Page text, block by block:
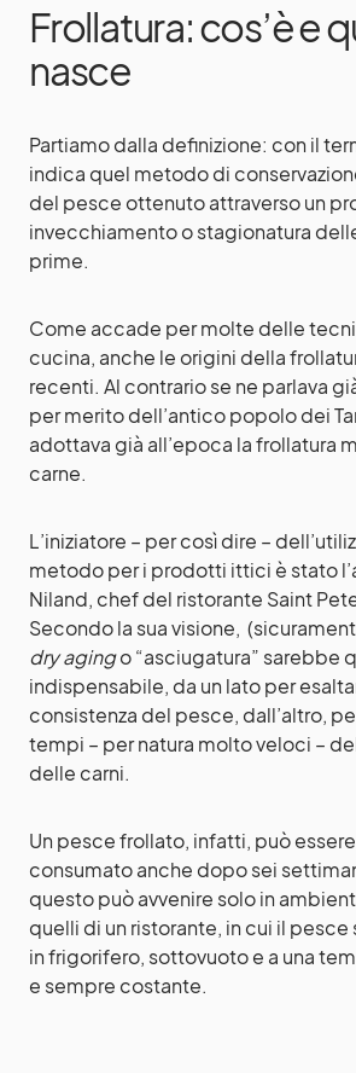
Frollatura: cos’è e
nasce
Partiamo dalla definizione: con il
indica quel metodo di
del pesce ottenuto attraverso un
invecchiamento o stagionatura
prime.
Come accade per molte delle
cucina, anche le origini della
recenti. Al contrario se ne parlava
per merito dell’antico popolo dei
adottava già all’epoca la frollatura
carne.
L’iniziatore – per così dire –
metodo per i prodotti ittici è stato
Niland, chef del ristorante Saint
Secondo la sua visione,
dry agingo “asciugatura” sarebbe
indispensabile, da un lato per
consistenza del pesce, dall’altro,
tempi – per natura molto veloci –
delle carni.
Un pesce frollato, infatti, può
consumato anche dopo sei
questo può avvenire solo in
quelli di un ristorante, in cui il pesce
in frigorifero, sottovuoto e a una
e sempre costante.